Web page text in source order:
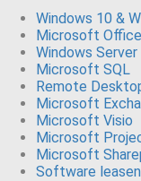
Windows 10 &
Microsoft Office
Windows Server
Microsoft SQL
Remote
Microsoft
Microsoft Visio
Microsoft
Microsoft
Software